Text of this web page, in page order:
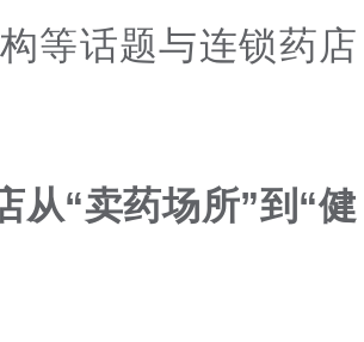
等话题与连锁药店
从“卖药场所”到“健